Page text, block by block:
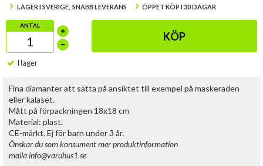
LAGER I SVERIGE, SNABB LEVERANS ÖPPET KÖP I 30 DAGAR
ANTAL
KÖP
I lager
Fina diamanter att sätta på ansiktet till exempel på maskeraden
eller kalaset.
Mått på förpackningen 18x18 cm
Material: plast.
CE-märkt. Ej för barn under 3 år.
Önskar du som konsument mer produktinformation
mailainfo@varuhus1.se